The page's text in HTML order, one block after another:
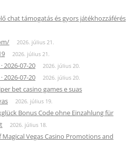
chat támogatás és gyors játékhozzáférés
2026. július 21.
2026. július 21.
2026-07-20 2026. július 20.
2026-07-20 2026. július 20.
bet casino games e suas
2026. július 19.
Bonus Code ohne Einzahlung für
2026. július 18.
Vegas Casino Promotions and